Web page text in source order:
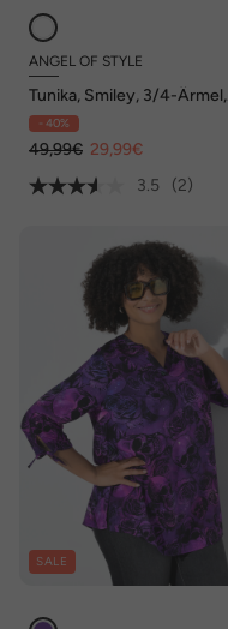
ANGEL OF STYLE
Tunika, Smiley, 3/4-Ärmel,
Volants
- 40%
49,99€ 29,99€
3.5
(2)
SALE